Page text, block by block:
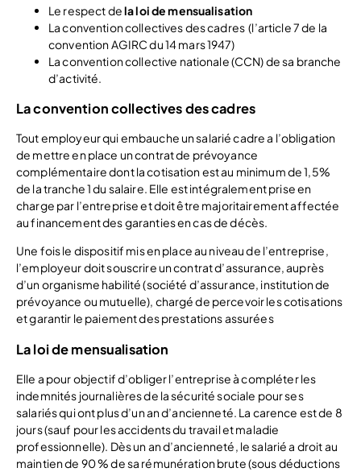
Le respect dela loi de mensualisation
La convention collectives des cadres (l’article 7 de la
convention AGIRC du 14 mars 1947)
La convention collective nationale (CCN) de sa branche
d’activité.
La convention collectives des cadres
Tout employeur qui embauche un salarié cadre a l’obligation
de mettre en place un contrat de prévoyance
complémentaire dont la cotisation est au minimum de 1,5%
de la tranche 1 du salaire. Elle est intégralement prise en
charge par l’entreprise et doit être majoritairement affectée
au financement des garanties en cas de décès.
Une fois le dispositif mis en place au niveau de l’entreprise,
l’employeur doit souscrire un contrat d’assurance, auprès
d’un organisme habilité (société d’assurance, institution de
prévoyance ou mutuelle), chargé de percevoir les cotisations
et garantir le paiement des prestations assurées
La loi de mensualisation
Elle a pour objectif d’obliger l’entreprise à compléter les
indemnités journalières de la sécurité sociale pour ses
salariés qui ont plus d’un an d’ancienneté. La carence est de 8
jours (sauf pour les accidents du travail et maladie
professionnelle). Dès un an d’ancienneté, le salarié a droit au
maintien de 90 % de sa rémunération brute (sous déductions